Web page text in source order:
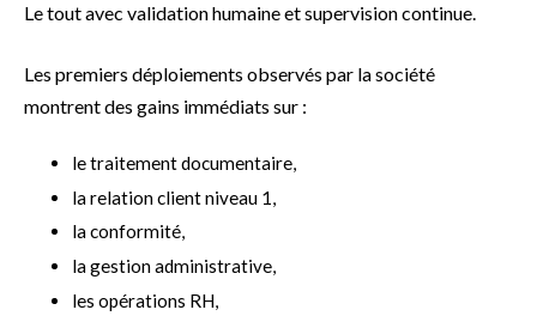
Le tout avec validation humaine et supervision continue.
Les premiers déploiements observés par la société
montrent des gains immédiats sur :
le traitement documentaire,
la relation client niveau 1,
la conformité,
la gestion administrative,
les opérations RH,